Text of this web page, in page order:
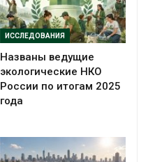
ИССЛЕДОВАНИЯ
Названы ведущие
экологические НКО
России по итогам 2025
года